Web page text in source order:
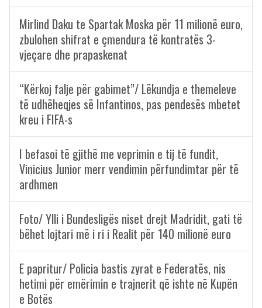
Mirlind Daku te Spartak Moska për 11 milionë euro,
zbulohen shifrat e çmendura të kontratës 3-
vjeçare dhe prapaskenat
“Kërkoj falje për gabimet”/ Lëkundja e themeleve
të udhëheqjes së Infantinos, pas pendesës mbetet
kreu i FIFA-s
I befasoi të gjithë me veprimin e tij të fundit,
Vinicius Junior merr vendimin përfundimtar për të
ardhmen
Foto/ Ylli i Bundesligës niset drejt Madridit, gati të
bëhet lojtari më i ri i Realit për 140 milionë euro
E papritur/ Policia bastis zyrat e Federatës, nis
hetimi për emërimin e trajnerit që ishte në Kupën
e Botës